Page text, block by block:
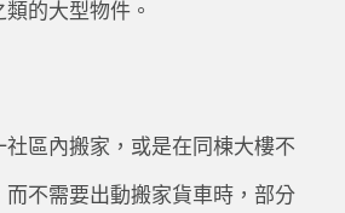
的大型物件。
社區內搬家，或是在同棟大樓不
而不需要出動搬家貨車時，部分